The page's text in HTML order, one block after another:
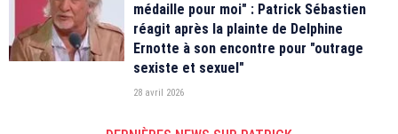
médaille pour moi" : Patrick Sébastien
réagit après la plainte de Delphine
Ernotte à son encontre pour "outrage
sexiste et sexuel"
28 avril 2026